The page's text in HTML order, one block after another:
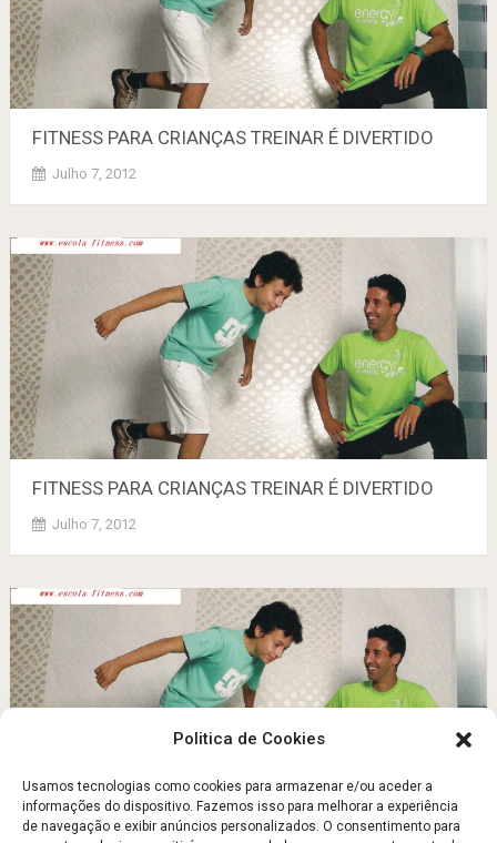
Politica de Cookies
Usamos tecnologias como cookies para armazenar e/ou aceder a
informações do dispositivo. Fazemos isso para melhorar a experiência
de navegação e exibir anúncios personalizados. O consentimento para
FITNESS PARA CRIANÇAS TREINAR É DlVERTIDO
Julho 7, 2012
FITNESS PARA CRIANÇAS TREINAR É DlVERTIDO
Julho 7, 2012
FITNESS PARA CRIANÇAS TREINAR É DlVERTIDO